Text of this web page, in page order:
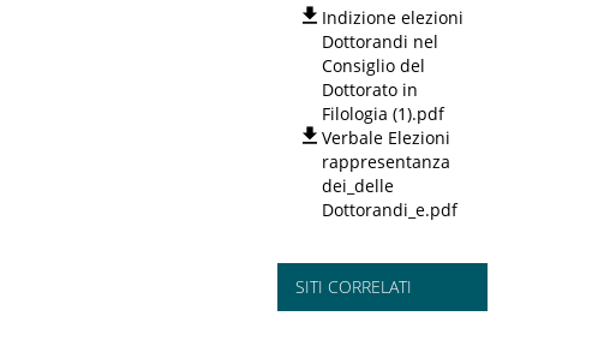
Indizione elezioni
Dottorandi nel
Consiglio del
Dottorato in
Filologia (1).pdf
Verbale Elezioni
rappresentanza
dei_delle
Dottorandi_e.pdf
SITI CORRELATI